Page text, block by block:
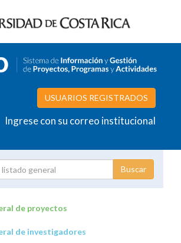
USUARIOS REGISTRADOS
Ingrese con su correo institucional
de investigación
de proyectos
de investigadores